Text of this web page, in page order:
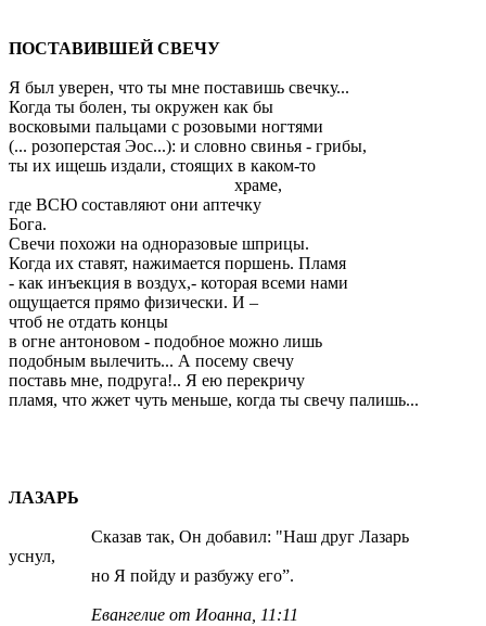
ПОСТАВИВШЕЙ СВЕЧУ
Я был уверен, что ты мне поставишь свечку...
Когда ты болен, ты окружен как бы
восковыми пальцами с розовыми ногтями
(... розоперстая Эос...): и словно свинья - грибы,
ты их ищешь издали, стоящих в каком-то
храме,
где ВСЮ составляют они аптечку
Бога.
Свечи похожи на одноразовые шприцы.
Когда их ставят, нажимается поршень. Пламя
- как инъекция в воздух,- которая всеми нами
ощущается прямо физически. И –
чтоб не отдать концы
в огне антоновом - подобное можно лишь
подобным вылечить... А посему свечу
поставь мне, подруга!.. Я ею перекричу
пламя, что жжет чуть меньше, когда ты свечу палишь...
ЛАЗАРЬ
Сказав так, Он добавил: "Наш друг Лазарь
уснул,
но Я пойду и разбужу его”.
Евангелие от Иоанна, 11:11